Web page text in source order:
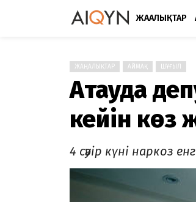
ЖАҢАЛЫҚТАР
ЖАҢАЛЫҚТАР АЙМАҚ ШҰҒЫЛ
Ақтауда
кейін көз
4 сәуір күні наркоз